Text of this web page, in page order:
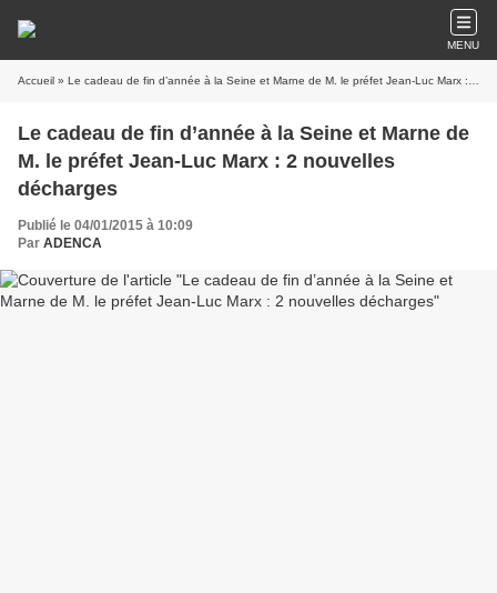
MENU
Accueil » Le cadeau de fin d’année à la Seine et Marne de M. le préfet Jean-Luc Marx : 2 nouvelles décharges
Le cadeau de fin d’année à la Seine et Marne de
M. le préfet Jean-Luc Marx : 2 nouvelles
décharges
Publié le 04/01/2015 à 10:09
Par ADENCA